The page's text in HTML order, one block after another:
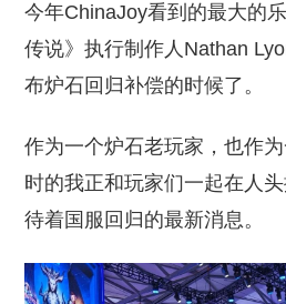
今年ChinaJoy看到的最大的
传说》执行制作人Nathan
布炉石回归补偿的时候了。
作为一个炉石老玩家，也作
时的我正和玩家们一起在人
待着国服回归的最新消息。